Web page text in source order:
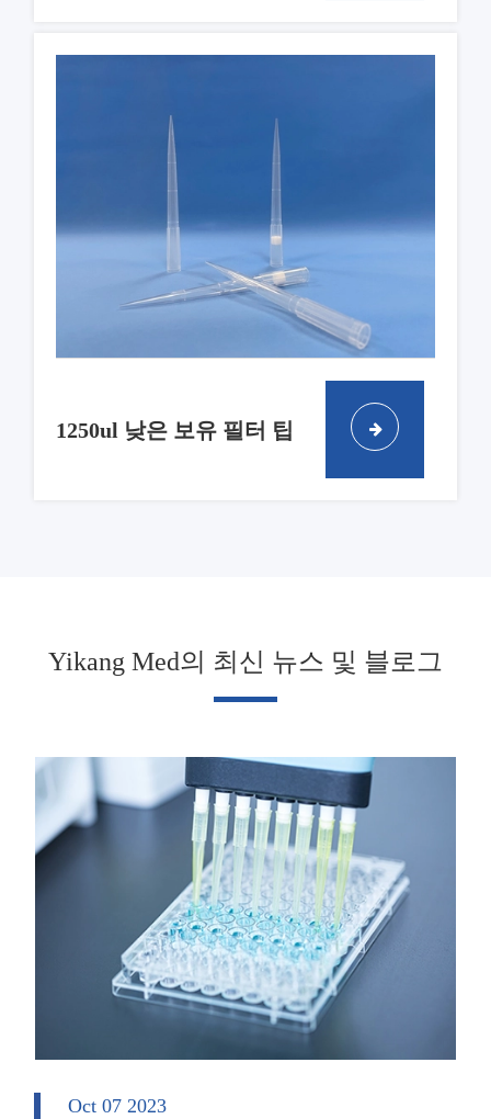
1250ul 낮은 보유 필터 팁
Yikang Med의 최신 뉴스 및 블로그
Oct 07 2023